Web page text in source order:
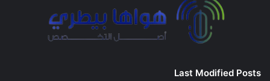
Last Modified Posts